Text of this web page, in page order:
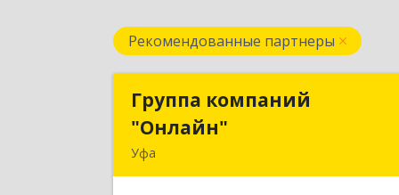
Рекомендованные партнеры
Группа компаний
"Онлайн"
Уфа
Группа компаний